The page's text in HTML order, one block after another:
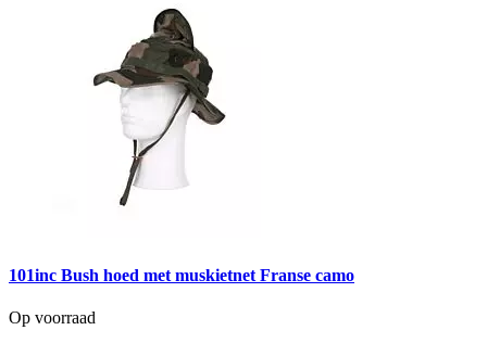
101inc Bush hoed met muskietnet Franse camo
Op voorraad